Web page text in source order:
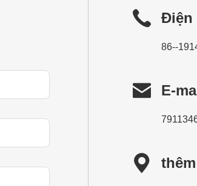
Điện
86--
 E-
